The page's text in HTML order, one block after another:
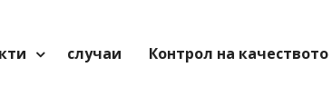
случаи Контрол на качеството